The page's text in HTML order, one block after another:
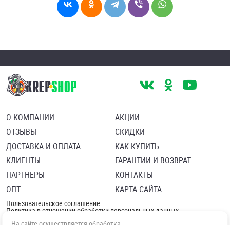
О КОМПАНИИ
ОТЗЫВЫ
ДОСТАВКА И ОПЛАТА
КЛИЕНТЫ
ПАРТНЕРЫ
ОПТ
АКЦИИ
СКИДКИ
КАК КУПИТЬ
ГАРАНТИИ И ВОЗВРАТ
КОНТАКТЫ
КАРТА САЙТА
Пользовательское соглашение
Политика в отношении обработки персональных данных